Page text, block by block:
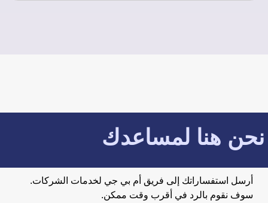
نحن هنا لمساعدك
أرسل استفساراتك إلى فريق أم بي جي لخدمات الشركات.
سوف نقوم بالرد في أقرب وقت ممكن.